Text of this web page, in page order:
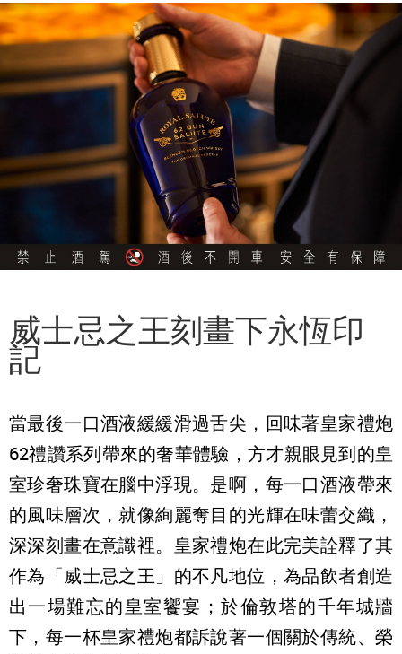
威士忌之王刻畫下永恆印
記
當最後一口酒液緩緩滑過舌尖，回味著皇家禮炮
62禮讚系列帶來的奢華體驗，方才親眼見到的皇
室珍奢珠寶在腦中浮現。是啊，每一口酒液帶來
的風味層次，就像絢麗奪目的光輝在味蕾交織，
深深刻畫在意識裡。皇家禮炮在此完美詮釋了其
作為「威士忌之王」的不凡地位，為品飲者創造
出一場難忘的皇室饗宴；於倫敦塔的千年城牆
下，每一杯皇家禮炮都訴說著一個關於傳統、榮